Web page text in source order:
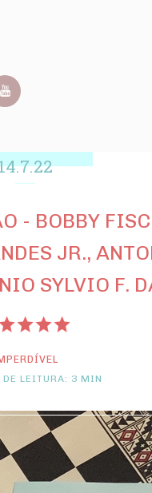
- BOBBY
JR.,
SYLVIO F.
LEITURA: 3 MIN